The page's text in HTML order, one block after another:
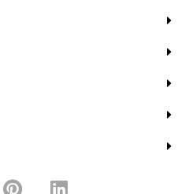
P L